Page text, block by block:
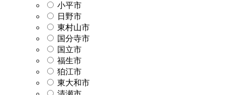
小平市
日野市
東村山市
国分寺市
国立市
福生市
狛江市
東大和市